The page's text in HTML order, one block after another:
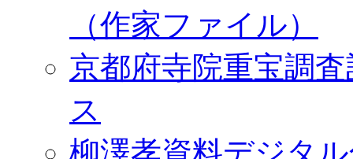
（作家ファイル）
京都府寺院重宝調
ス
柳澤孝資料デジタ